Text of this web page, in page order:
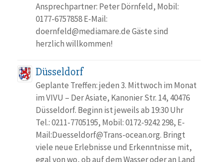
Ansprechpartner: Peter Dörnfeld, Mobil:
0177-6757858 E-Mail:
doernfeld@mediamare.de Gäste sind
herzlich willkommen!
Düsseldorf
Geplante Treffen: jeden 3. Mittwoch im Monat
im VIVU – Der Asiate, Kanonier Str. 14, 40476
Düsseldorf. Beginn ist jeweils ab 19:30 Uhr
Tel.: 0211-7705195, Mobil: 0172-9242 298, E-
Mail:Duesseldorf@Trans-ocean.org. Bringt
viele neue Erlebnisse und Erkenntnisse mit,
egal von wo, ob auf dem Wasser oder an Land